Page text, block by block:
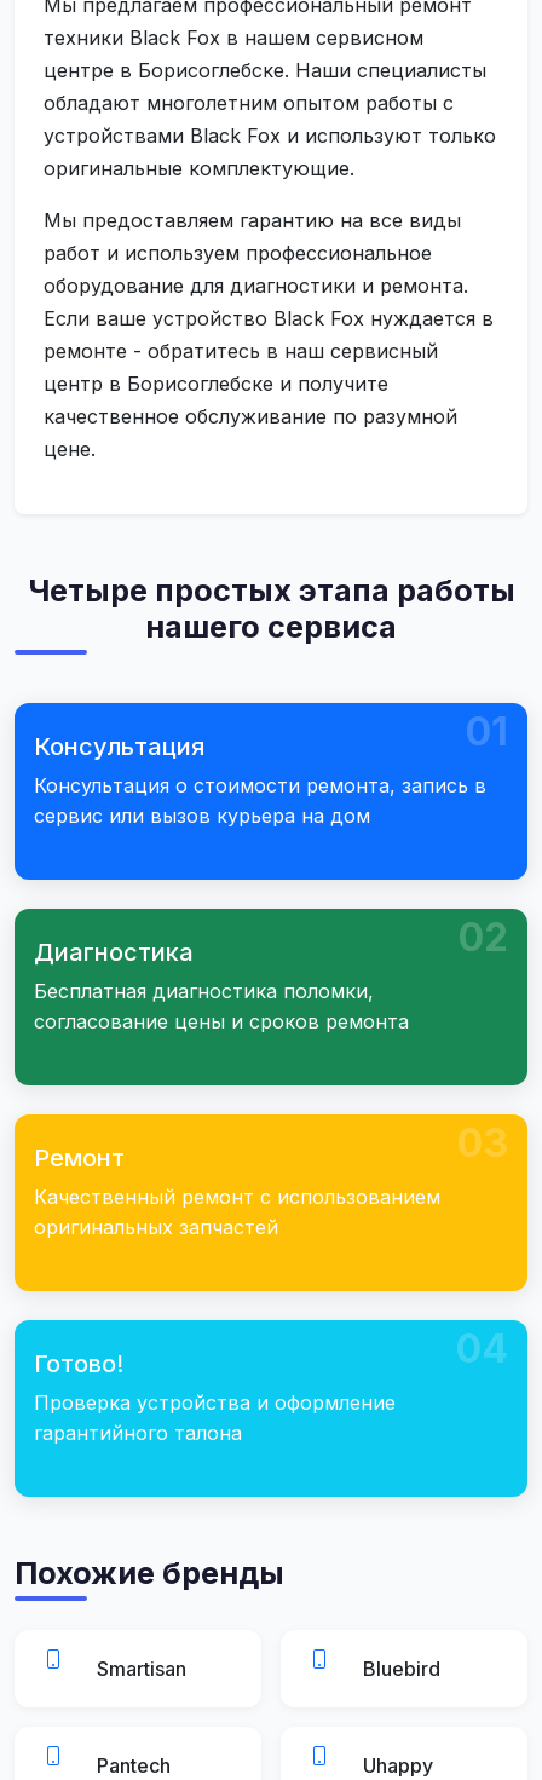
Мы предлагаем профессиональный ремонт
техники Black Fox в нашем сервисном
центре в Борисоглебске. Наши специалисты
обладают многолетним опытом работы с
устройствами Black Fox и используют только
оригинальные комплектующие.
Мы предоставляем гарантию на все виды
работ и используем профессиональное
оборудование для диагностики и ремонта.
Если ваше устройство Black Fox нуждается в
ремонте - обратитесь в наш сервисный
центр в Борисоглебске и получите
качественное обслуживание по разумной
цене.
Четыре простых этапа работы
нашего сервиса
01
Консультация
Консультация о стоимости ремонта, запись в
сервис или вызов курьера на дом
02
Диагностика
Бесплатная диагностика поломки,
согласование цены и сроков ремонта
03
Ремонт
Качественный ремонт с использованием
оригинальных запчастей
04
Готово!
Проверка устройства и оформление
гарантийного талона
Похожие бренды
Smartisan Bluebird
Pantech Uhappy